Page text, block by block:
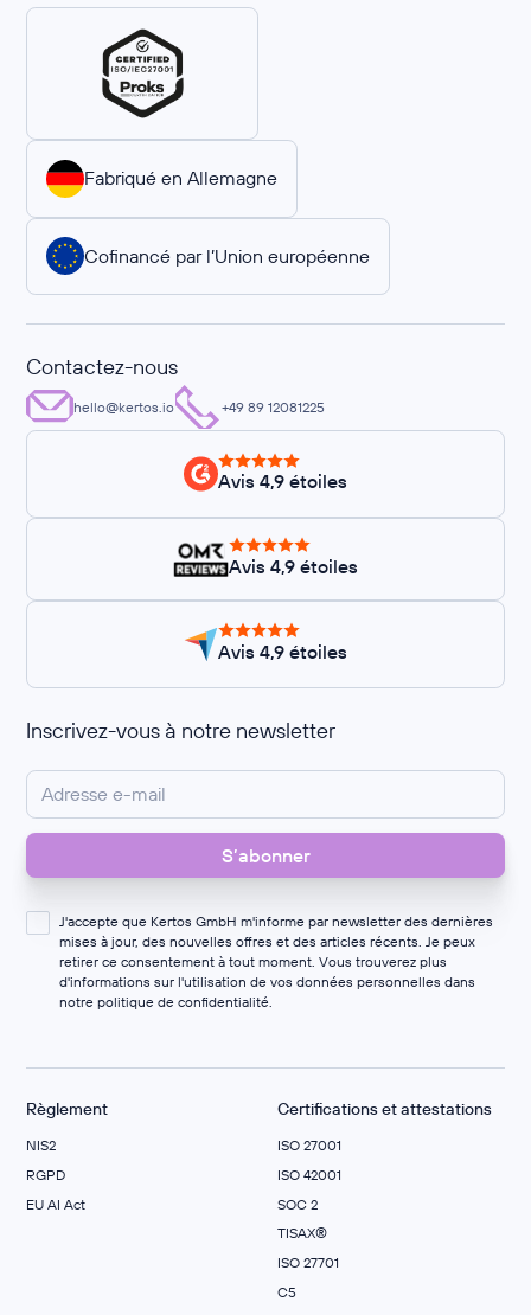
Fabriqué en Allemagne
Cofinancé par l’Union européenne
Contactez-nous
hello@kertos.io +49 89 12081225
Avis 4,9 étoiles
Avis 4,9 étoiles
Avis 4,9 étoiles
Inscrivez-vous à notre newsletter
J'accepte que Kertos GmbH m'informe par newsletter des dernières
mises à jour, des nouvelles offres et des articles récents. Je peux
retirer ce consentement à tout moment. Vous trouverez plus
d'informations sur l'utilisation de vos données personnelles dans
notre politique de confidentialité.
Règlement
NIS2
RGPD
EU AI Act
Certifications et attestations
ISO 27001
ISO 42001
SOC 2
TISAX®
ISO 27701
C5